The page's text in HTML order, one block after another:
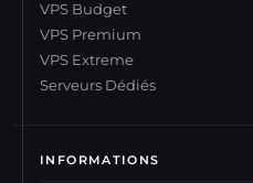
VPS Budget
VPS Premium
VPS Extreme
Serveurs Dédiés
INFORMATIONS